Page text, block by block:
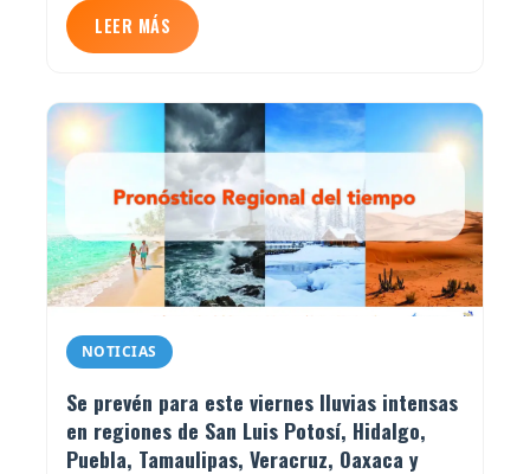
LEER MÁS
NOTICIAS
Se prevén para este viernes lluvias intensas
en regiones de San Luis Potosí, Hidalgo,
Puebla, Tamaulipas, Veracruz, Oaxaca y